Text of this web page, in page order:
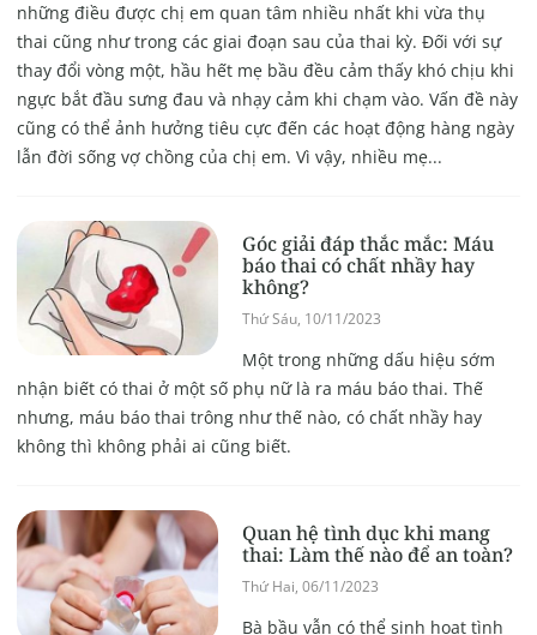
những điều được chị em quan tâm nhiều nhất khi vừa thụ
thai cũng như trong các giai đoạn sau của thai kỳ. Đối với sự
thay đổi vòng một, hầu hết mẹ bầu đều cảm thấy khó chịu khi
ngực bắt đầu sưng đau và nhạy cảm khi chạm vào. Vấn đề này
cũng có thể ảnh hưởng tiêu cực đến các hoạt động hàng ngày
lẫn đời sống vợ chồng của chị em. Vì vậy, nhiều mẹ...
Góc giải đáp thắc mắc: Máu
báo thai có chất nhầy hay
không?
Thứ Sáu, 10/11/2023
Một trong những dấu hiệu sớm
nhận biết có thai ở một số phụ nữ là ra máu báo thai. Thế
nhưng, máu báo thai trông như thế nào, có chất nhầy hay
không thì không phải ai cũng biết.
Quan hệ tình dục khi mang
thai: Làm thế nào để an toàn?
Thứ Hai, 06/11/2023
Bà bầu vẫn có thể sinh hoạt tình